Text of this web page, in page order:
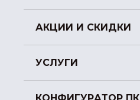
АКЦИИ И СКИДКИ
УСЛУГИ